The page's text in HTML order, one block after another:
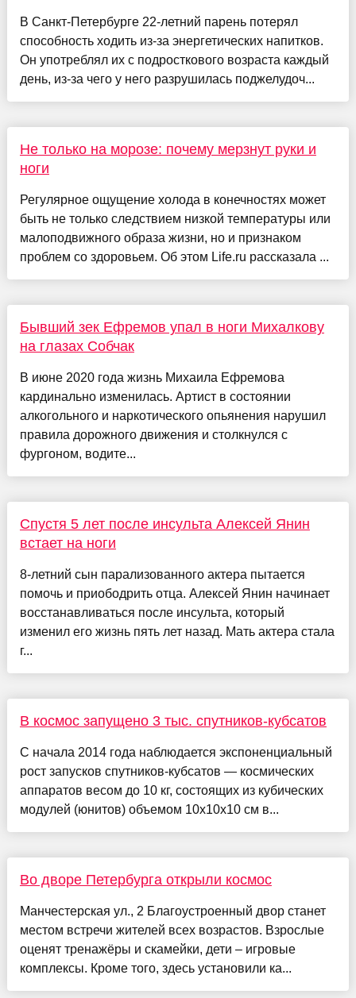
В Санкт-Петербурге 22-летний парень потерял
способность ходить из-за энергетических напитков.
Он употреблял их с подросткового возраста каждый
день, из-за чего у него разрушилась поджелудоч...
Не только на морозе: почему мерзнут руки и
ноги
Регулярное ощущение холода в конечностях может
быть не только следствием низкой температуры или
малоподвижного образа жизни, но и признаком
проблем со здоровьем. Об этом Life.ru рассказала ...
Бывший зек Ефремов упал в ноги Михалкову
на глазах Собчак
В июне 2020 года жизнь Михаила Ефремова
кардинально изменилась. Артист в состоянии
алкогольного и наркотического опьянения нарушил
правила дорожного движения и столкнулся с
фургоном, водите...
Спустя 5 лет после инсульта Алексей Янин
встает на ноги
8-летний сын парализованного актера пытается
помочь и приободрить отца. Алексей Янин начинает
восстанавливаться после инсульта, который
изменил его жизнь пять лет назад. Мать актера стала
г...
В космос запущено 3 тыс. спутников-кубсатов
С начала 2014 года наблюдается экспоненциальный
рост запусков спутников-кубсатов — космических
аппаратов весом до 10 кг, состоящих из кубических
модулей (юнитов) объемом 10х10х10 см в...
Во дворе Петербурга открыли космос
Манчестерская ул., 2 Благоустроенный двор станет
местом встречи жителей всех возрастов. Взрослые
оценят тренажёры и скамейки, дети – игровые
комплексы. Кроме того, здесь установили ка...